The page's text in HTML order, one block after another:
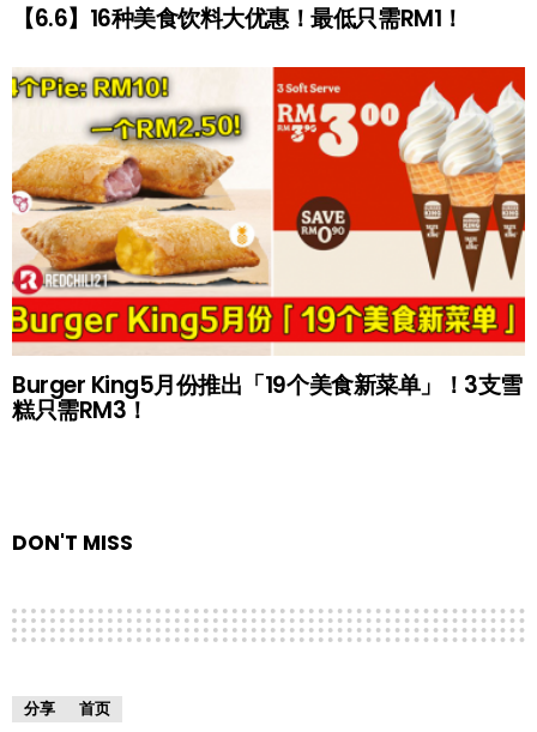
【6.6】16种美食饮料大优惠！最低只需RM1！
Burger King5月份推出「19个美食新菜单」！3支雪
糕只需RM3！
DON'T MISS
分享 首页